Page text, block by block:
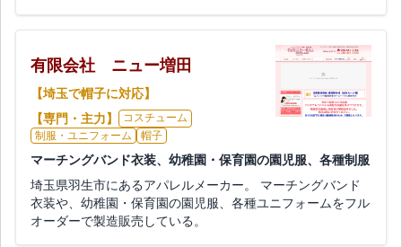
有限会社 ニュー増田
【埼玉で帽子に対応】
【専門・主力】
コスチューム
制服・ユニフォーム
帽子
マーチングバンド衣装、幼稚園・保育園の園児服、各種制服
埼玉県羽生市にあるアパレルメーカー。 マーチングバンド
衣装や、幼稚園・保育園の園児服、各種ユニフォームをフル
オーダーで製造販売している。